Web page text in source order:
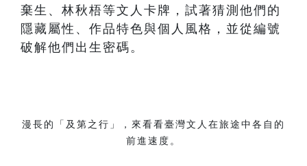
棄生、林秋梧等文人卡牌，試著猜測他們的
隱藏屬性、作品特色與個人風格，並從編號
破解他們出生密碼。
漫長的「及第之行」，來看看臺灣文人在旅途中各自的
前進速度。